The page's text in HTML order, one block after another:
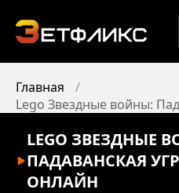
Главная
Lego Звездные войны:
LEGO ЗВЕЗДНЫЕ
ПАДАВАНСКАЯ
ОНЛАЙН